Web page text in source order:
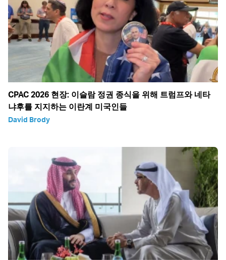
CPAC 2026 현장: 이슬람 정권 종식을 위해 트럼프와 네타
냐후를 지지하는 이란계 미국인들
David Brody